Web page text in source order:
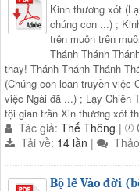
Kinh thương xót
chúng con ...) ;
trên muôn trên
Thánh Thánh
thay! Thánh Thánh Thánh
(Chúng con loan truyền việc
việc Ngài đã ...) ; Lạy Chiên
tội gian trần Xin thương xót
Tác giả: Thế Thông |
Tải về: 14 lần |
Bộ lễ Vào đời